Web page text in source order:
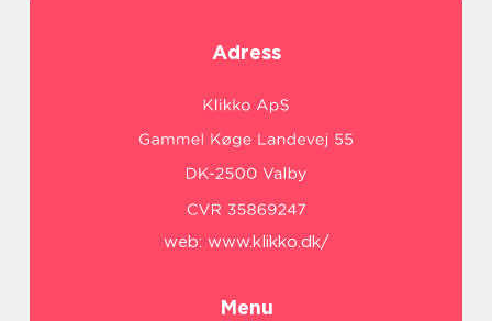
Adress
web: www.klikko.dk/
Menu